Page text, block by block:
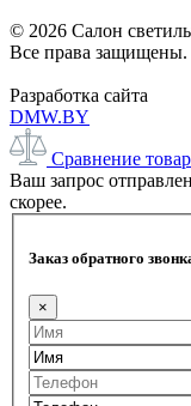
© 2026 Салон
Все права защищены.
Разработка сайта
DMW.BY
Сравнение
Ваш запрос
скорее.
Заказ обратного
×